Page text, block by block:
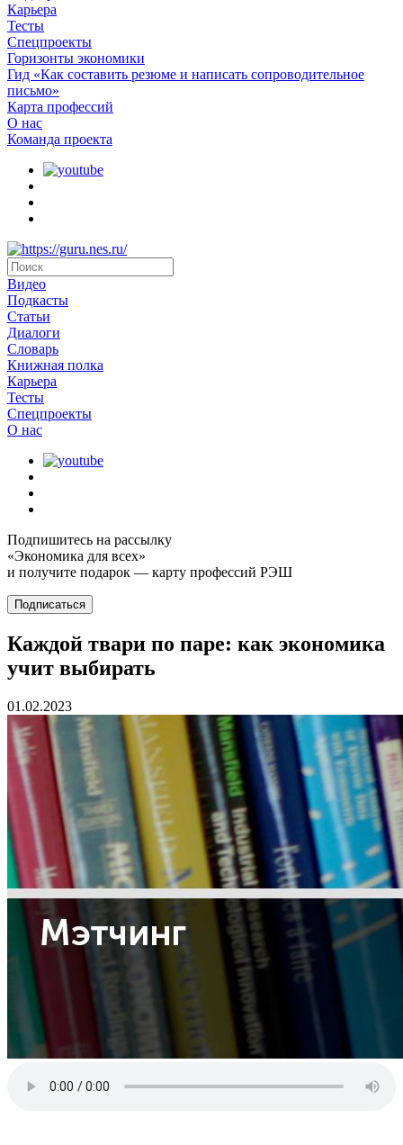
Карьера
Тесты
Спецпроекты
Горизонты экономики
Гид «Как составить резюме и написать сопроводительное
письмо»
Карта профессий
О наc
Команда проекта
Видео
Подкасты
Статьи
Диалоги
Словарь
Книжная полка
Карьера
Тесты
Спецпроекты
О наc
Подпишитесь на рассылку
«Экономика для всех»
и получите подарок — карту профессий РЭШ
Подписаться
Каждой твари по паре: как экономика
учит выбирать
01.02.2023